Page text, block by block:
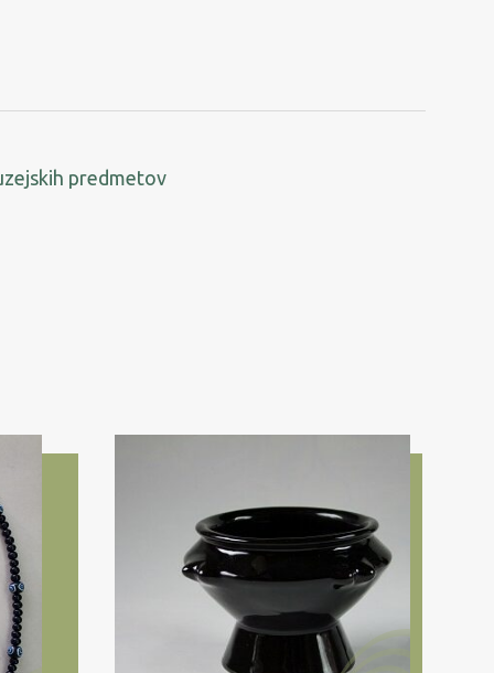
predmetov